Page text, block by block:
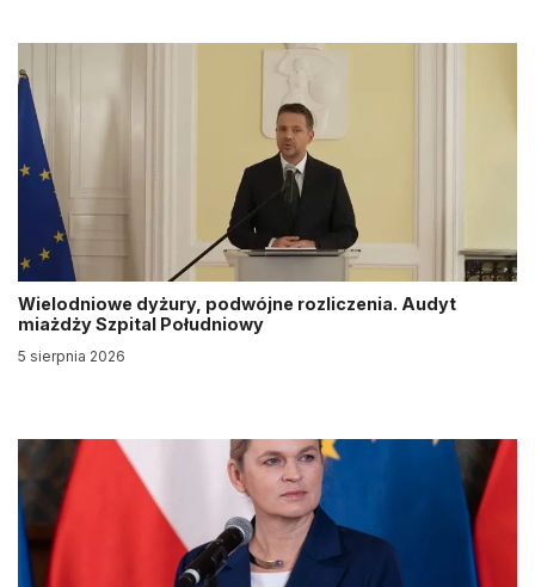
Wielodniowe dyżury, podwójne rozliczenia. Audyt
miażdży Szpital Południowy
5 sierpnia 2026